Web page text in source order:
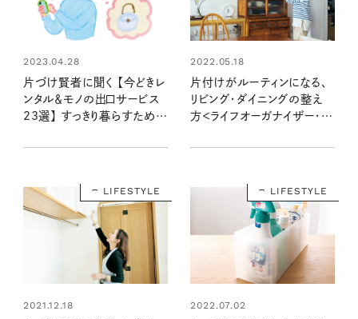
2023.04.28
片づけ賢者に聞く 【今どきレ
ンタル＆モノの出口サービス
23選】 すっきり暮らすために
2022.05.18
片付けがルーティンになる、
リビング・ダイニングの整え
方＜ライフオーガナイザー・田
LIFESTYLE
2021.12.18
LIFESTYLE
2022.07.02